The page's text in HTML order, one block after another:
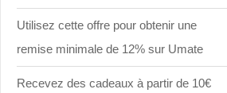
Utilisez cette offre pour obtenir une
remise minimale de 12% sur Umate
Recevez des cadeaux à partir de 10€